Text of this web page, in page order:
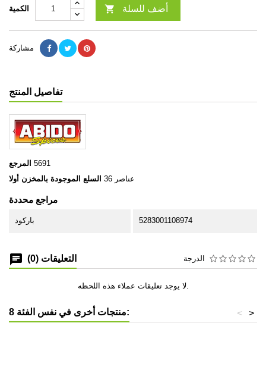
الكمية  أضف للسلة
مشاركة
تفاصيل المنتج
المرجع 5691
السلع الموجودة بالمخزن أولا
36 عناصر
مراجع محددة
باركود 5283001108974
التعليقات (0) الدرجة
لا يوجد تعليقات عملاء هذه اللحظه.
8 منتجات أخرى في نفس الفئة: >
<